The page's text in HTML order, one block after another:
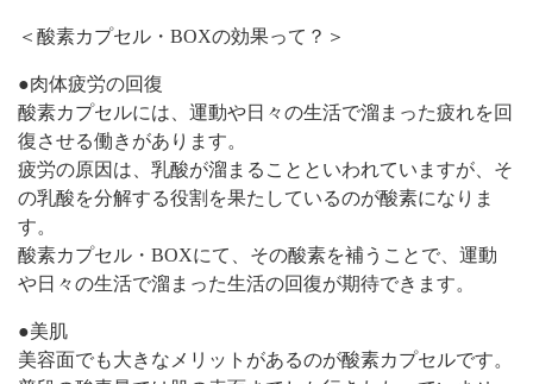
＜酸素カプセル・BOXの効果って？＞
●肉体疲労の回復
酸素カプセルには、運動や日々の生活で溜まった疲れを回
復させる働きがあります。
疲労の原因は、乳酸が溜まることといわれていますが、そ
の乳酸を分解する役割を果たしているのが酸素になりま
す。
酸素カプセル・BOXにて、その酸素を補うことで、運動
や日々の生活で溜まった生活の回復が期待できます。
●美肌
美容面でも大きなメリットがあるのが酸素カプセルです。